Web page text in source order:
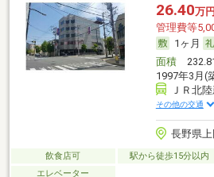
26.40万円
管理費等
1ヶ月
面積
1997年3月(
ＪＲ北
その他の交通
長野県
飲食店可 駅から徒歩15分以内
エレベーター